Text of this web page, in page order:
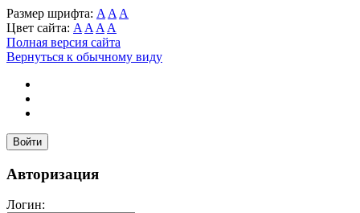
Размер шрифта: A A A
Цвет сайта: A A A A
Полная версия сайта
Вернуться к обычному виду
Войти
Авторизация
Логин: